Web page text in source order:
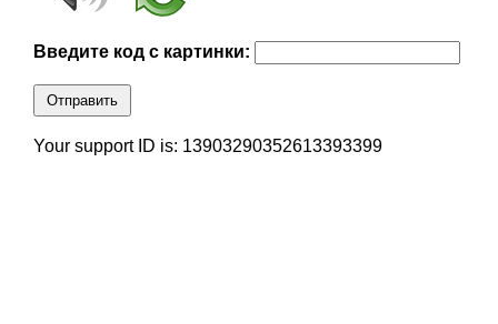
Введите код с картинки:
Отправить
Your support ID is: 13903290352613393399